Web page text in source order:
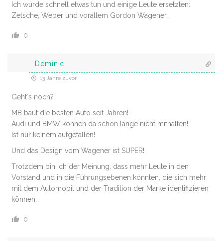
Ich würde schnell etwas tun und einige Leute ersetzten:
Zetsche, Weber und vorallem Gordon Wagener…
0
Dominic
13 Jahre zuvor
Geht´s noch?
MB baut die besten Auto seit Jahren!
Audi und BMW können da schon lange nicht mithalten!
Ist nur keinem aufgefallen!
Und das Design vom Wagener ist SUPER!
Trotzdem bin ich der Meinung, dass mehr Leute in den
Vorstand und in die Führungsebenen könnten, die sich mehr
mit dem Automobil und der Tradition der Marke identifizieren
können.
0